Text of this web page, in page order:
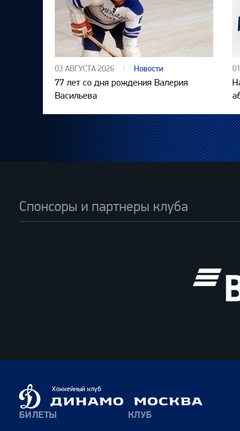
03 АВГУСТА 2026 Новости
77 лет со дня рождения Валерия
Васильева
Спонсоры и партнеры клуба
Динамо
Москва
Хоккейный клуб
БИЛЕТЫ КЛУБ